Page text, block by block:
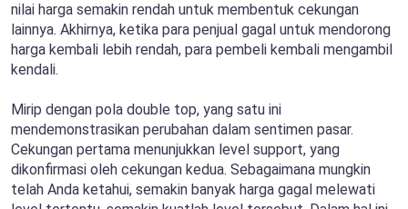
nilai harga semakin rendah untuk membentuk cekungan
lainnya. Akhirnya, ketika para penjual gagal untuk mendorong
harga kembali lebih rendah, para pembeli kembali mengambil
kendali.
Mirip dengan pola double top, yang satu ini
mendemonstrasikan perubahan dalam sentimen pasar.
Cekungan pertama menunjukkan level support, yang
dikonfirmasi oleh cekungan kedua. Sebagaimana mungkin
telah Anda ketahui, semakin banyak harga gagal melewati